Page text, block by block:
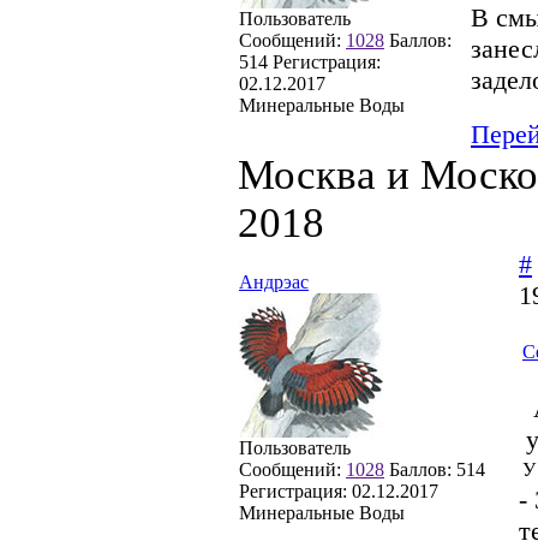
Пользователь
Сообщений: 1028 Баллов:
514 Регистрация:
02.12.2017
Минеральные Воды
В
Москва и
2018
Андрэас
Пользователь
Сообщений: 1028 Баллов: 514
Регистрация: 02.12.2017
Минеральные Воды
#
У
-